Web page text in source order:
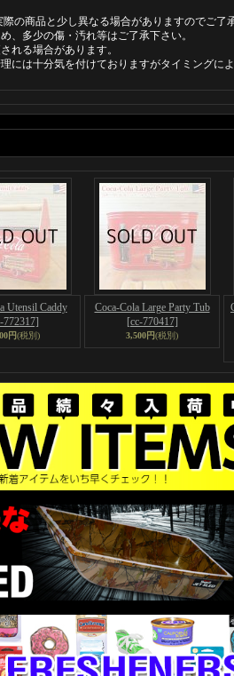
の商品と少し異なる場合がありますのでご了
、多少の傷・汚れ等はご了承下さい。
れる場合があります。
には十分気を付けておりますがタイミングに
Utensil Caddy
772317]
円(税別)
Coca-Cola Large Party Tub
[cc-770417]
3,500円(税別)